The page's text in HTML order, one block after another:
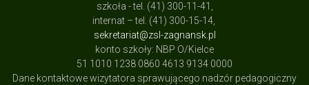
szkoła - tel. (41) 300-11-41,
internat – tel. (41) 300-15-14,
sekretariat@zsl-zagnansk.pl
konto szkoły: NBP O/Kielce
51 1010 1238 0860 4613 9134 0000
Dane kontaktowe wizytatora sprawującego nadzór pedagogiczny